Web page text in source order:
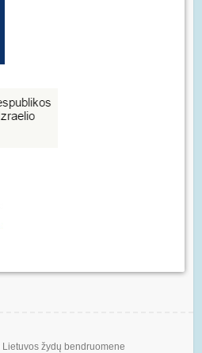
Lietuvos žydų bendruomene